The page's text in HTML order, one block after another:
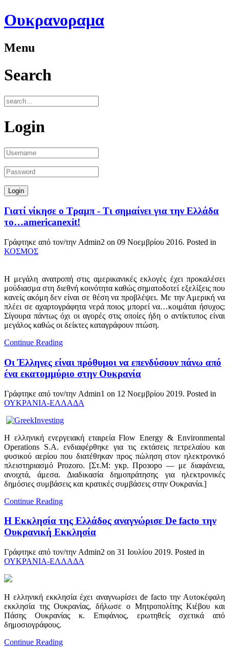
Ουκρανοραμα
Menu
Search
Login
Γιατί νίκησε ο Τραμπ - Τι σημαίνει για την Ελλάδα
το…americanexit!
Γράφτηκε από τον/την Admin2 on 09 Νοεμβρίου 2016. Posted in
ΚΟΣΜΟΣ
Η μεγάλη ανατροπή στις αμερικανικές εκλογές έχει προκαλέσει
μούδιασμα στη διεθνή κοινότητα καθώς σηματοδοτεί εξελίξεις που
κανείς ακόμη δεν είναι σε θέση να προβλέψει. Με την Αμερική να
πλέει σε αχαρτογράφητα νερά ποιος μπορεί να…κοιμάται ήσυχος;
Σίγουρα πάντως όχι οι αγορές στις οποίες ήδη ο αντίκτυπος είναι
μεγάλος καθώς οι δείκτες καταγράφουν πτώση.
Continue Reading
Οι Έλληνες είναι πρόθυμοι να επενδύσουν πάνω από
ένα εκατομμύριο στην Ουκρανία
Γράφτηκε από τον/την Admin1 on 12 Νοεμβρίου 2019. Posted in
ΟΥΚΡΑΝΙΑ-ΕΛΛΑΔΑ
Η ελληνική ενεργειακή εταιρεία Flow Energy & Environmental
Operations S.A. ενδιαφέρθηκε για τις εκτάσεις πετρελαίου και
φυσικού αερίου που διατέθηκαν προς πώληση στον ηλεκτρονικό
πλειστηριασμό Prozoro. [Στ.Μ: укр. Прозоро — με διαφάνεια,
ανοιχτά, άμεσα. Διαδικασία δημοπράτησης για ηλεκτρονικές
δημόσιες συμβάσεις και κρατικές συμβάσεις στην Ουκρανία.]
Continue Reading
Η Εκκλησία της Ελλάδος αναγνώρισε De facto την
Ουκρανική Εκκλησία
Γράφτηκε από τον/την Admin2 on 31 Ιουλίου 2019. Posted in
ΟΥΚΡΑΝΙΑ-ΕΛΛΑΔΑ
Η ελληνική εκκλησία έχει αναγνωρίσει de facto την Αυτοκέφαλη
εκκλησία της Ουκρανίας, δήλωσε ο Μητροπολίτης Κιέβου και
Πάσης Ουκρανίας κ. Επιφάνιος, ερωτηθείς σχετικά από
δημοσιογράφους.
Continue Reading